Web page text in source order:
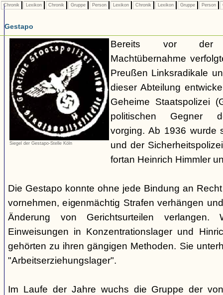
Chronik Lexikon Chronik Gruppe Person Lexikon Chronik Lexikon Gruppe Person
Gestapo
Siegel der Gestapo-Stelle Köln
Bereits vor der
Machtübernahme
Preußen Linksradikale
dieser Abteilung
Geheime Staatspolizei
politischen Gegner
vorging. Ab 1936 wurde
und der
fortan Heinrich Himmler
Die Gestapo konnte ohne jede Bindung an
vornehmen, eigenmächtig Strafen verhängen
Änderung von Gerichtsurteilen verlangen.
Einweisungen in Konzentrationslager und
gehörten zu ihren gängigen Methoden. Sie
"Arbeitserziehungslager".
Im Laufe der Jahre wuchs die Gruppe der